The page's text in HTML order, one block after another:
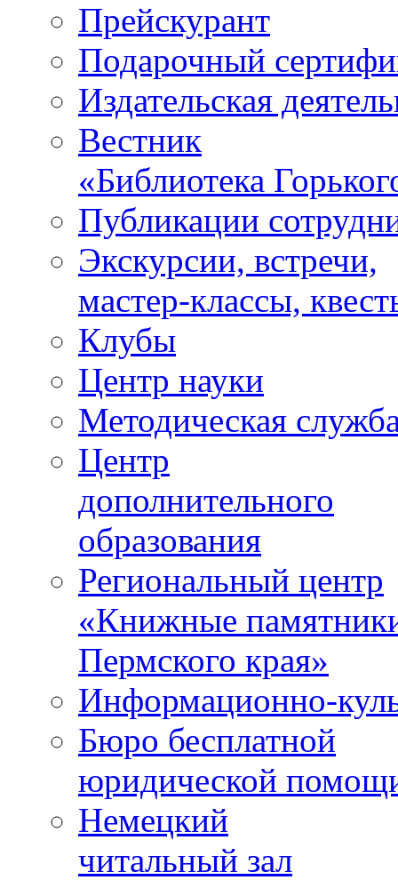
Прейскурант
Подарочный
Издательская
Вестник
«Библиотека
Публикации
Экскурсии, встречи,
мастер-классы,
Клубы
Центр науки
Методическая
Центр
дополнительного
образования
Региональный центр
«Книжные
Пермского края»
Информационно-
Бюро бесплатной
юридической
Немецкий
читальный зал